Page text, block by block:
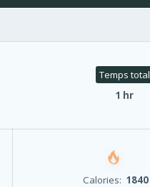
Temps total
1 hr
Calories: 1840